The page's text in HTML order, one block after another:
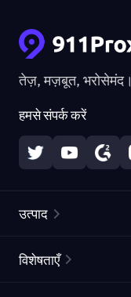
तेज़, मज़बूत, भरोसेमंद।
हमसे संपर्क करें
उत्पाद
विशेषताएँ